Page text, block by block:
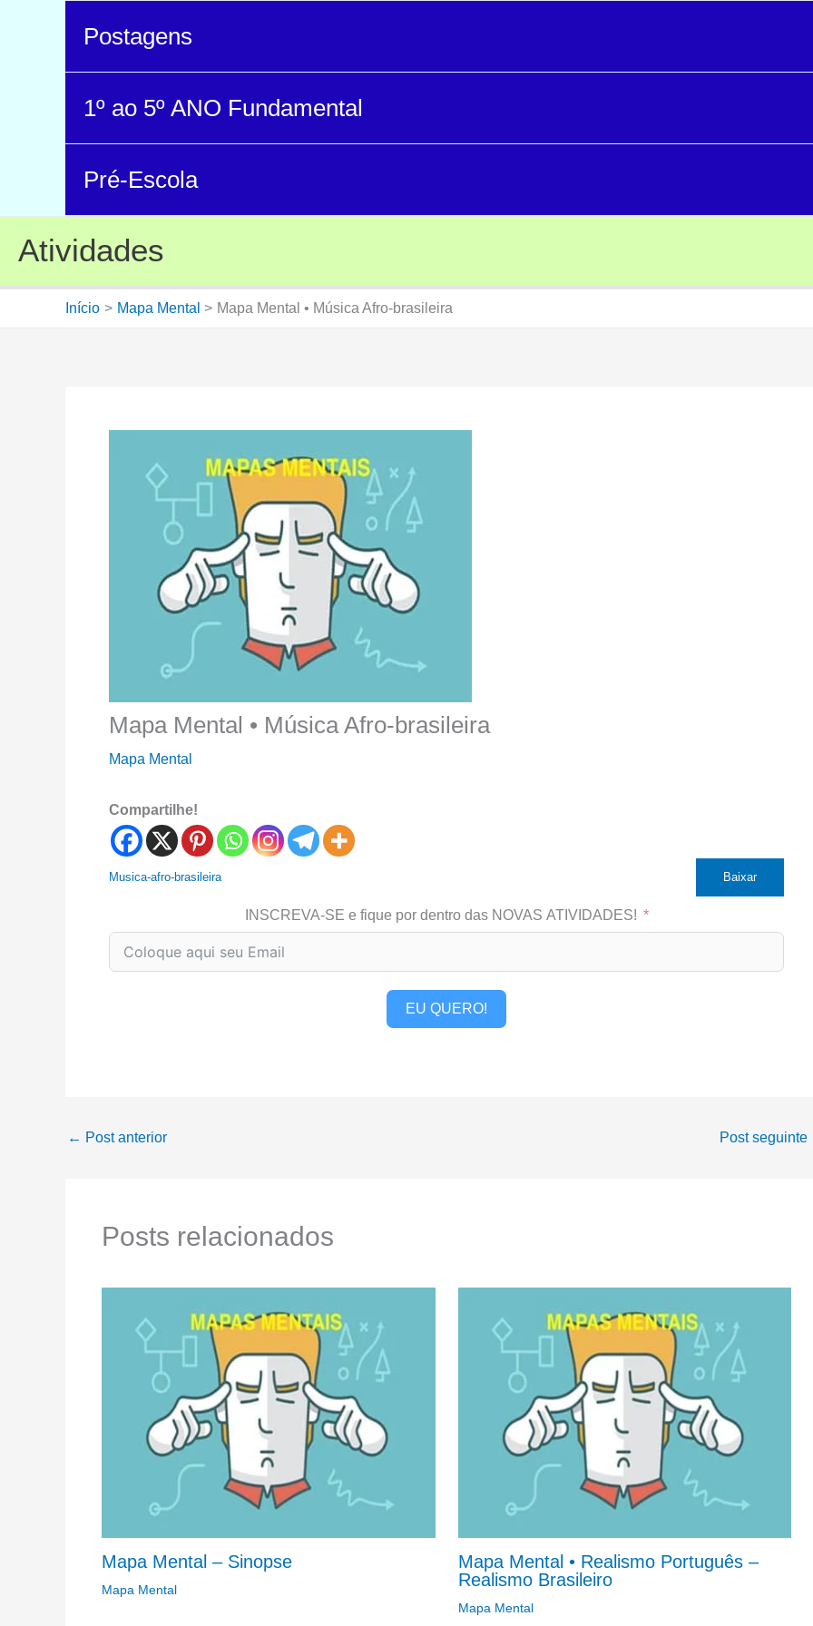
Postagens
1º ao 5º ANO Fundamental
Pré-Escola
Atividades
Início Mapa Mental Mapa Mental • Música Afro-brasileira
Mapa Mental • Música Afro-brasileira
Mapa Mental
Compartilhe!
Musica-afro-brasileira Baixar
INSCREVA-SE e fique por dentro das NOVAS ATIVIDADES!
EU QUERO!
← Post anterior Post seguinte
Posts relacionados
Mapa Mental – Sinopse
Mapa Mental
Mapa Mental • Realismo Português –
Realismo Brasileiro
Mapa Mental